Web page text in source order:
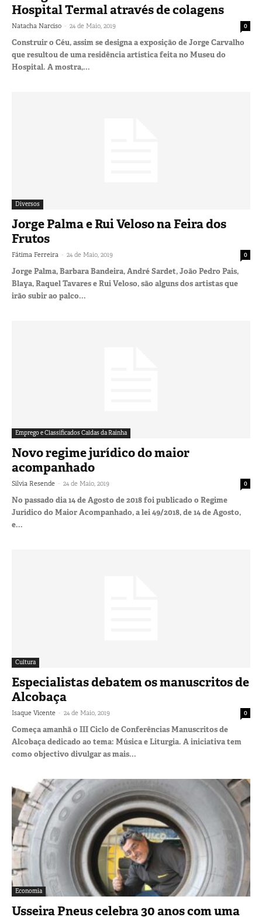
Hospital Termal através de colagens
Natacha Narciso - 24 de Maio, 2019 0
Construir o Céu, assim se designa a exposição de Jorge Carvalho
que resultou de uma residência artística feita no Museu do
Hospital. A mostra,...
Diversos
Jorge Palma e Rui Veloso na Feira dos
Frutos
Fátima Ferreira - 24 de Maio, 2019 0
Jorge Palma, Barbara Bandeira, André Sardet, João Pedro Pais,
Blaya, Raquel Tavares e Rui Veloso, são alguns dos artistas que
irão subir ao palco...
Emprego e Classificados Caldas da Rainha
Novo regime jurídico do maior
acompanhado
Silvia Resende - 24 de Maio, 2019 0
No passado dia 14 de Agosto de 2018 foi publicado o Regime
Jurídico do Maior Acompanhado, a lei 49/2018, de 14 de Agosto,
e...
Cultura
Especialistas debatem os manuscritos de
Alcobaça
Isaque Vicente - 24 de Maio, 2019 0
Começa amanhã o III Ciclo de Conferências Manuscritos de
Alcobaça dedicado ao tema: Música e Liturgia. A iniciativa tem
como objectivo divulgar as mais...
Economia
Usseira Pneus celebra 30 anos com uma